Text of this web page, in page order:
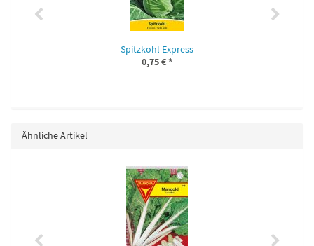
Spitzkohl Express
0,75 €*
Ähnliche Artikel